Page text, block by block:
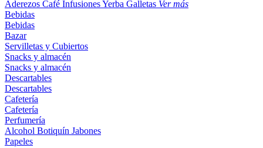
Aderezos Café InfusionesYerba Galletas Ver más
Bebidas
Bebidas
Bazar
Servilletas y Cubiertos
Snacks y almacén
Snacks y almacén
Descartables
Descartables
Cafetería
Cafetería
Perfumería
Alcohol Botiquín Jabones
Papeles